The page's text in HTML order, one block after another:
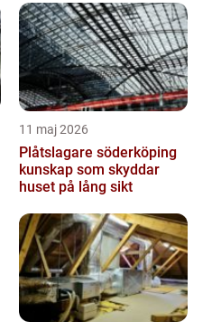
11 maj 2026
Plåtslagare söderköping
kunskap som skyddar
huset på lång sikt